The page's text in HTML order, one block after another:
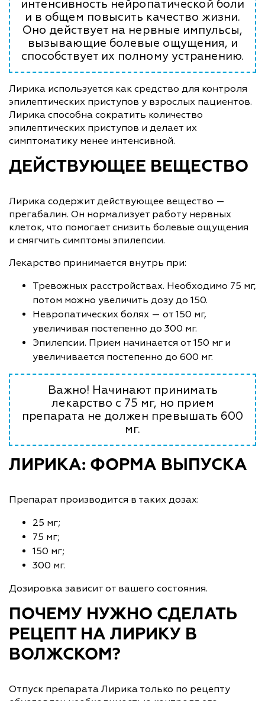
интенсивность нейропатической боли
и в общем повысить качество жизни.
Оно действует на нервные импульсы,
вызывающие болевые ощущения, и
способствует их полному устранению.
Лирика используется как средство для контроля
эпилептических приступов у взрослых пациентов.
Лирика способна сократить количество
эпилептических приступов и делает их
симптоматику менее интенсивной.
ДЕЙСТВУЮЩЕЕ ВЕЩЕСТВО
Лирика содержит действующее вещество —
прегабалин. Он нормализует работу нервных
клеток, что помогает снизить болевые ощущения
и смягчить симптомы эпилепсии.
Лекарство принимается внутрь при:
Тревожных расстройствах. Необходимо 75 мг,
потом можно увеличить дозу до 150.
Невропатических болях — от 150 мг,
увеличивая постепенно до 300 мг.
Эпилепсии. Прием начинается от 150 мг и
увеличивается постепенно до 600 мг.
Важно! Начинают принимать
лекарство с 75 мг, но прием
препарата не должен превышать 600
мг.
ЛИРИКА: ФОРМА ВЫПУСКА
Препарат производится в таких дозах:
25 мг;
75 мг;
150 мг;
300 мг.
Дозировка зависит от вашего состояния.
ПОЧЕМУ НУЖНО СДЕЛАТЬ
РЕЦЕПТ НА ЛИРИКУ В
ВОЛЖСКОМ?
Отпуск препарата Лирика только по рецепту